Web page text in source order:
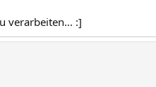
verarbeiten... :]